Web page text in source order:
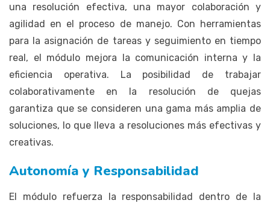
una resolución efectiva, una mayor colaboración y
agilidad en el proceso de manejo. Con herramientas
para la asignación de tareas y seguimiento en tiempo
real, el módulo mejora la comunicación interna y la
eficiencia operativa. La posibilidad de trabajar
colaborativamente en la resolución de quejas
garantiza que se consideren una gama más amplia de
soluciones, lo que lleva a resoluciones más efectivas y
creativas.
Autonomía y Responsabilidad
El módulo refuerza la responsabilidad dentro de la